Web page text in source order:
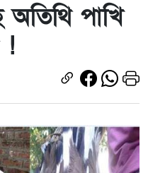
অতিথি পাখি
!